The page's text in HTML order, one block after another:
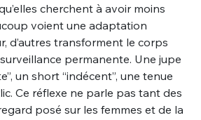
cherchent à avoir moins
voient une adaptation
d’autres transforment le corps
permanente. Une jupe
un short “indécent”, une tenue
Ce réflexe ne parle pas tant des
posé sur les femmes et de la